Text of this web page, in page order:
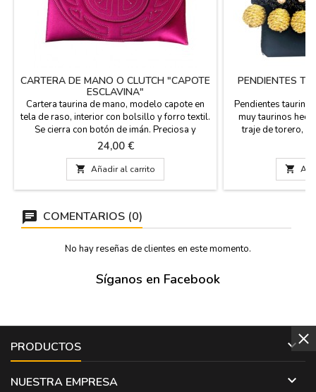
CARTERA DE MANO O CLUTCH "CAPOTE
ESCLAVINA"
Cartera taurina de mano, modelo capote en
tela de raso, interior con bolsillo y forro textil.
Se cierra con botón de imán. Preciosa y
elegante cartera para ir de fiesta y por
supuesto, a los toros. Fácil limpieza con agua
o espuma seca. Hecha en España. Medidas:
27 x 14 x 2 cm
Precio
24,00 €
 Añadir al carrito
PENDIENTES
Pendientes
muy taurinos
traje de torero,
fiestas
hipoalergénico
Medidas: 4 cm.

COMENTARIOS (0)
No hay reseñas de clientes en este momento.
Síganos en Facebook
PRODUCTOS 
NUESTRA EMPRESA 